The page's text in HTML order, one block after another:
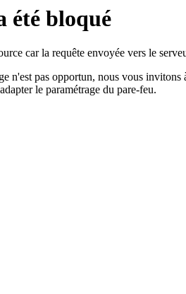
été bloqué
car la requête envoyée vers le
n'est pas opportun, nous vous invitons
le paramétrage du pare-feu.